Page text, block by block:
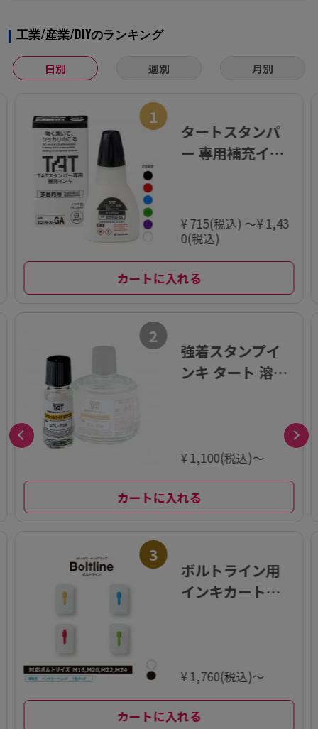
工業/産業/DIYのランキング
日別 週別 月別
1
タートスタンパ
ー 専用補充イン
A】
¥ 715(税込) ～¥ 1,43
0(税込)
カートに入れる
2
強着スタンプイ
ンキ タート 溶剤
¥ 1,100(税込)～
カートに入れる
3
ボルトライン用
インキカートリ
¥ 1,760(税込)～
カートに入れる